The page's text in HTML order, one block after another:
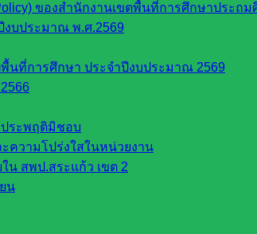
ของสำนักงานเขตพื้นที่การศึกษาประถม
งบประมาณ พ.ศ.2569
นที่การศึกษา ประจำปีงบประมาณ 2569
ประพฤติมิชอบ
ความโปร่งใสในหน่วยงาน
น สพป.สระแก้ว เขต 2
น